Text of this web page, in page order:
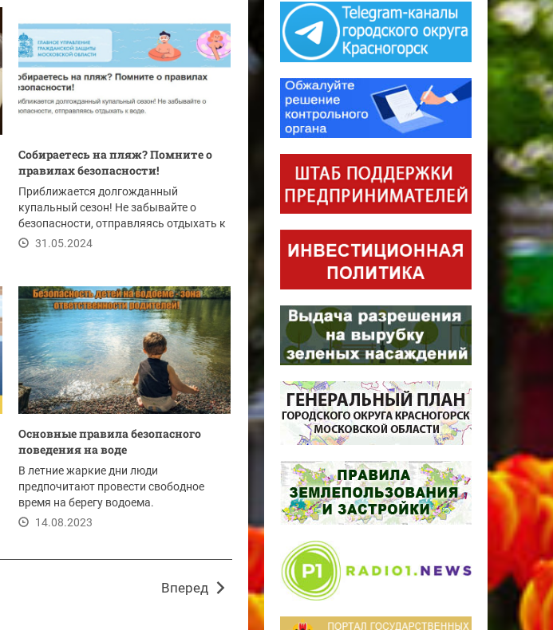
Собираетесь на пляж? Помните о
правилах безопасности!
Приближается долгожданный
купальный сезон! Не забывайте о
безопасности, отправляясь отдыхать к
воде.31.05.2024
Основные правила безопасного
поведения на воде
В летние жаркие дни люди
предпочитают провести свободное
время на берегу водоема.
14.08.2023
Вперед